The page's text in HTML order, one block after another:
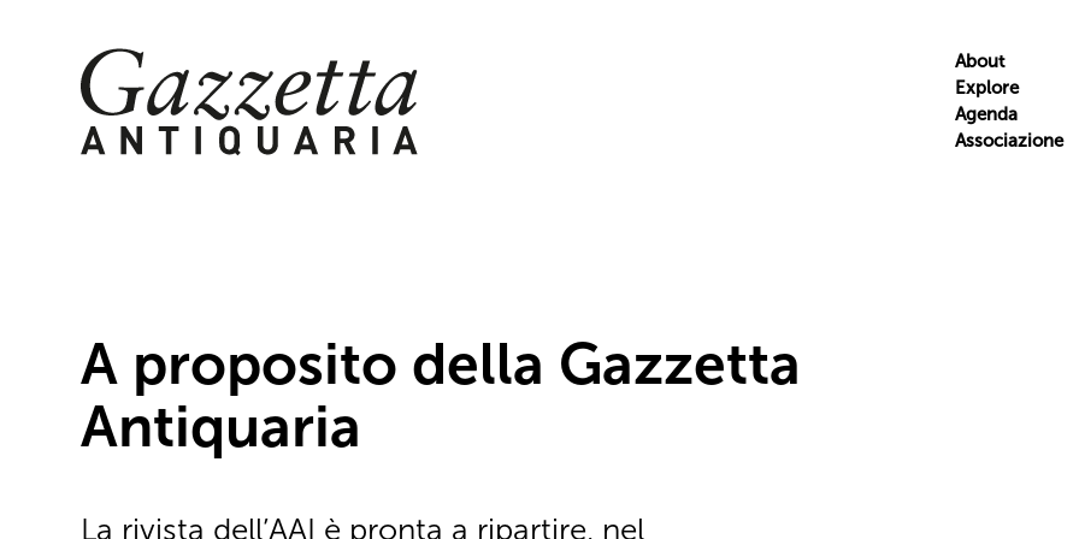
Skip
to
content
About
Explore
Agenda
Associazione
A proposito della Gazzetta
Antiquaria
La rivista dell’AAI è pronta a ripartire, nel